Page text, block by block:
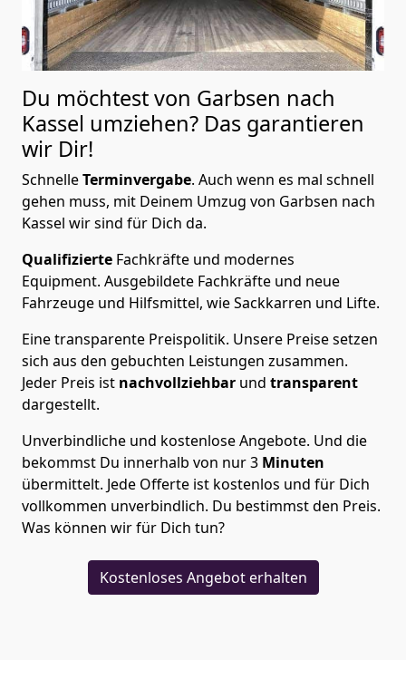
Du möchtest von Garbsen nach
Kassel umziehen? Das garantieren
wir Dir!
SchnelleTerminvergabe. Auch wenn es mal schnell
gehen muss, mit Deinem Umzug von Garbsen nach
Kassel wir sind für Dich da.
Qualifizierte Fachkräfte und modernes
Equipment. Ausgebildete Fachkräfte und neue
Fahrzeuge und Hilfsmittel, wie Sackkarren und Lifte.
Eine transparente Preispolitik. Unsere Preise setzen
sich aus den gebuchten Leistungen zusammen.
Jeder Preis ist nachvollziehbar und transparent
dargestellt.
Unverbindliche und kostenlose Angebote. Und die
bekommst Du innerhalb von nur3 Minuten
übermittelt. Jede Offerte ist kostenlos und für Dich
vollkommen unverbindlich. Du bestimmst den Preis.
Was können wir für Dich tun?
Kostenloses Angebot erhalten